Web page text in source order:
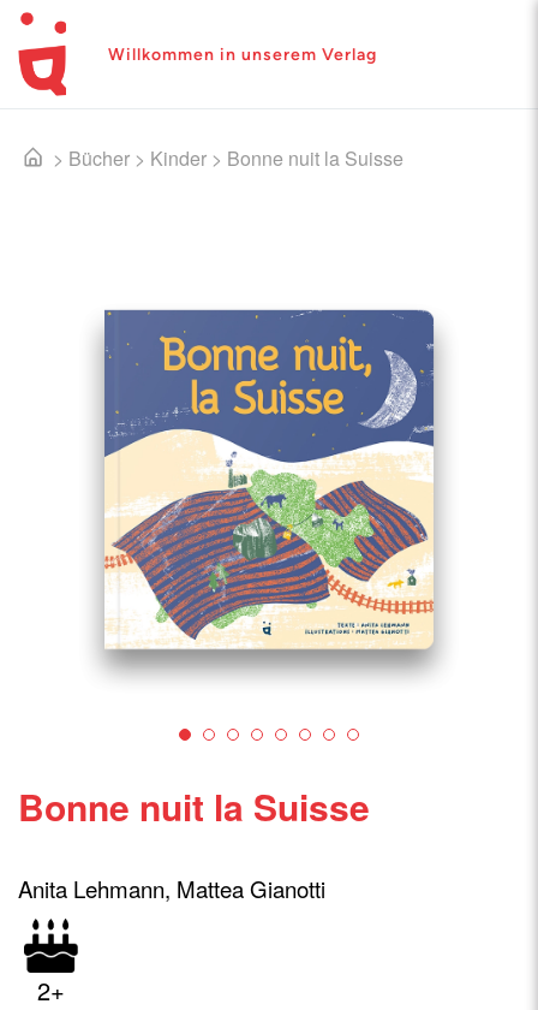
Willkommen in unserem Verlag
> Bücher > Kinder > Bonne nuit la Suisse
Bonne nuit la Suisse
Anita Lehmann, Mattea Gianotti
2+